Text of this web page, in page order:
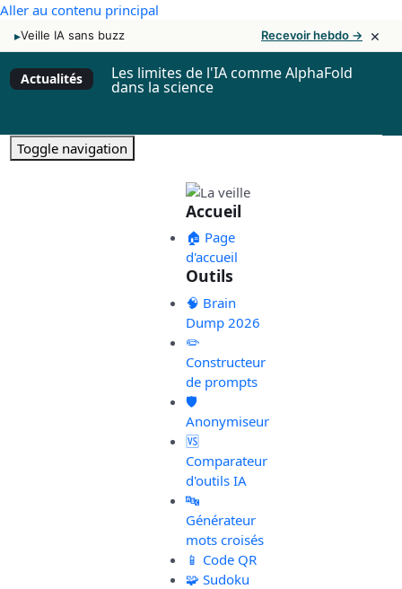
Aller au contenu principal
▸Veille IA sans buzz Recevoir hebdo → ×
Actualités Les limites de l'IA comme AlphaFold
dans la science
Toggle navigation
Accueil
🏠 Page
d'accueil
Outils
🧠 Brain
Dump 2026
✏️
Constructeur
de prompts
🛡️
Anonymiseur
🆚
Comparateur
d'outils IA
🔤
Générateur
mots croisés
📱 Code QR
🧩 Sudoku